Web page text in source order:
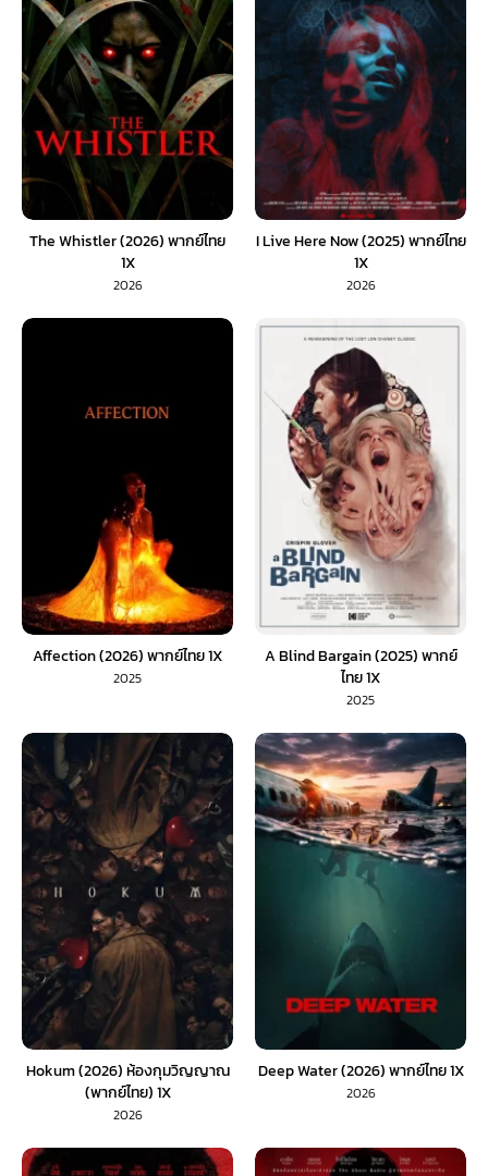
The Whistler (2026) พากย์ไทย
1X
2026
I Live Here Now (2025) พากย์ไทย
1X
2026
Affection (2026) พากย์ไทย 1X
2025
A Blind Bargain (2025) พากย์
ไทย 1X
2025
Hokum (2026) ห้องกุมวิญญาณ
(พากย์ไทย) 1X
2026
Deep Water (2026) พากย์ไทย 1X
2026